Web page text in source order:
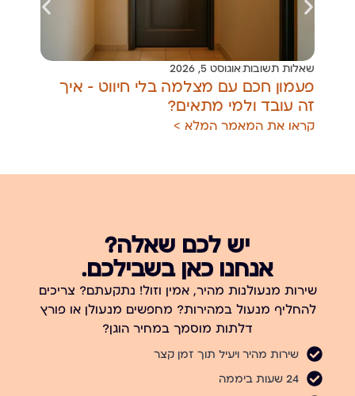
שאלות תשובותאוגוסט 5, 2026
פעמון חכם עם מצלמה בלי חיווט — איך
זה עובד ולמי מתאים?
קראו את המאמר המלא >
יש לכם שאלה?
אנחנו כאן בשבילכם.
שירות מנעולנות מהיר, אמין וזול! נתקעתם? צריכים
להחליף מנעול במהירות? מחפשים מנעולן או פורץ
דלתות מוסמך במחיר הוגן?
שירות מהיר ויעיל תוך זמן קצר
24 שעות ביממה